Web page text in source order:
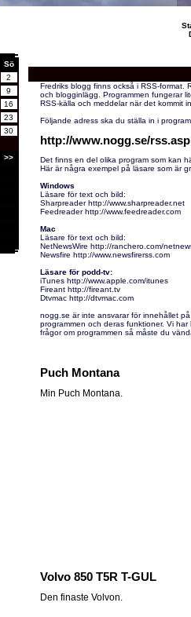
Sö
2
9
16
23
30
>>
Fredriks blogg finns också i RSS-format.
och blogginlägg. Programmen fungerar
RSS-källa och meddelar när det kommit
Följande adress ska du ställa in i
http://www.nogg.se/
Det finns en del olika program som kan
Här är några exempel på läsare som är
Windows
Läsare för text och bild:
Sharpreader http://www.sharpreader.net
Feedreader http://www.feedreader.com
Mac
Läsare för text och bild:
NetNewsWire http://ranchero.com/
Newsfire http://www.newsfirerss.com
Läsare för podd-tv:
iTunes http://www.apple.com/itunes
Fireant http://fireant.tv
Dtvmac http://dtvmac.com
nogg.se är inte ansvarar för innehållet
programmen och deras funktioner. Vi
frågor om programmen så måste du
Puch Montana
Min Puch Montana.
Volvo 850 T5R T-GUL
Den finaste Volvon.